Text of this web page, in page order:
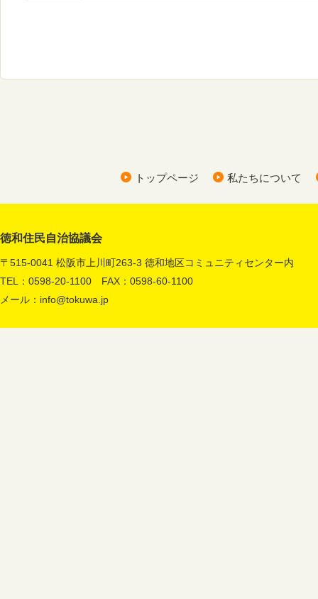
トップページ 私たちについて
徳和住民自治協議会
〒515-0041 松阪市上川町263-3 徳和地区コミュニティセンター内
TEL：0598-20-1100 FAX：0598-60-1100
メール： info@tokuwa.jp